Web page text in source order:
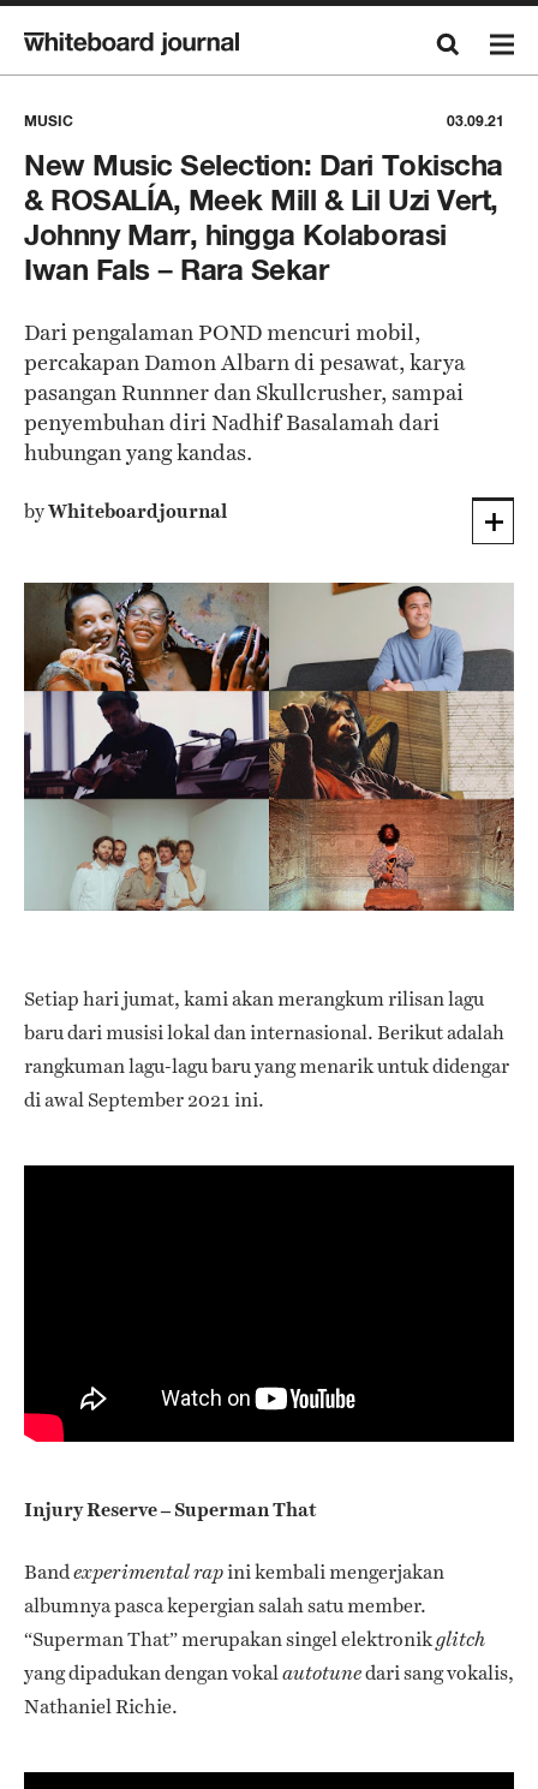
MUSIC 03.09.21
New Music Selection: Dari Tokischa
& ROSALÍA, Meek Mill & Lil Uzi Vert,
Johnny Marr, hingga Kolaborasi
Iwan Fals – Rara Sekar
Dari pengalaman POND mencuri mobil,
percakapan Damon Albarn di pesawat, karya
pasangan Runnner dan Skullcrusher, sampai
penyembuhan diri Nadhif Basalamah dari
hubungan yang kandas.
byWhiteboardjournal
Setiap hari jumat, kami akan merangkum rilisan lagu
baru dari musisi lokal dan internasional. Berikut adalah
rangkuman lagu-lagu baru yang menarik untuk didengar
di awal September 2021 ini.
Injury Reserve – Superman That
Bandexperimental rapini kembali mengerjakan
albumnya pasca kepergian salah satu member.
“Superman That” merupakan singel elektronikglitch
yang dipadukan dengan vokalautotunedari sang vokalis,
Nathaniel Richie.